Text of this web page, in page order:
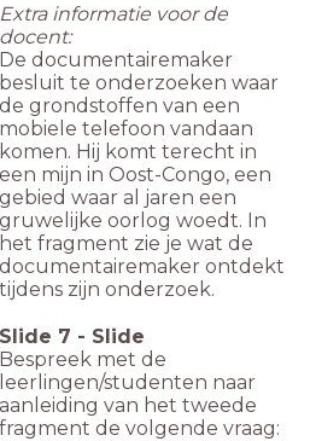
Extra informatie voor de
docent:
De documentairemaker
besluit te onderzoeken waar
de grondstoffen van een
mobiele telefoon vandaan
komen. Hij komt terecht in
een mijn in Oost-Congo, een
gebied waar al jaren een
gruwelijke oorlog woedt. In
het fragment zie je wat de
documentairemaker ontdekt
tijdens zijn onderzoek.
Slide 7 - Slide
Bespreek met de
leerlingen/studenten naar
aanleiding van het tweede
fragment de volgende vraag: